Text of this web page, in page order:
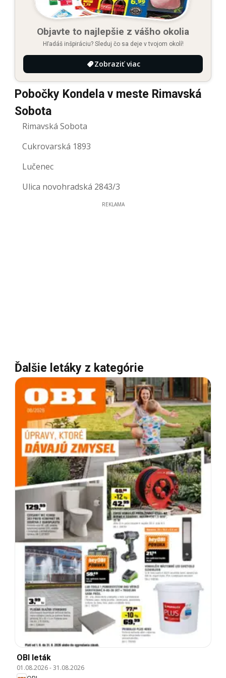
Objavte to najlepšie z vášho okolia
Hľadáš inšpiráciu? Sleduj čo sa deje v tvojom okolí!
Zobraziť viac
Pobočky Kondela v meste Rimavská
Sobota
Rimavská Sobota
Cukrovarská 1893
Lučenec
Ulica novohradská 2843/3
REKLAMA
Ďalšie letáky z kategórie
OBI leták
01.08.2026-31.08.2026